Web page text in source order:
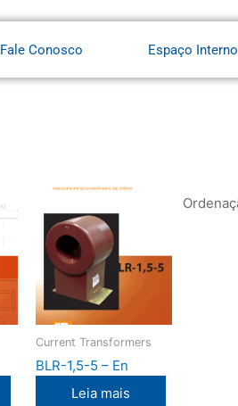
Fale Conosco Espaço Interno
Current Transformers
BLR-1,5-5 – En
Leia mais